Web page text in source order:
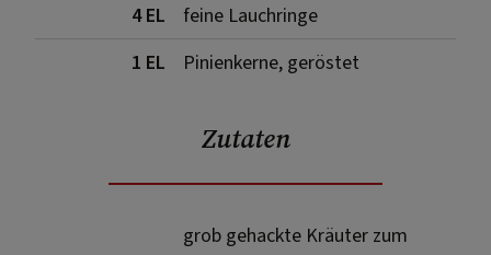
4 EL
feine Lauchringe
1 EL
Pinienkerne, geröstet
Zutaten
grob gehackte Kräuter zum